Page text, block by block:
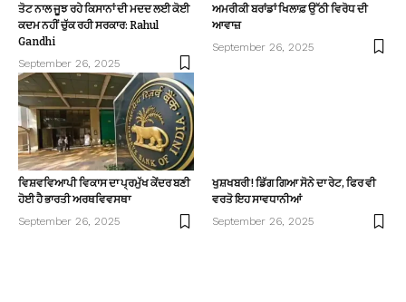
ਤੋਟ ਨਾਲ ਜੂਝ ਰਹੇ ਕਿਸਾਨਾਂ ਦੀ ਮਦਦ ਲਈ ਕੋਈ
ਕਦਮ ਨਹੀਂ ਚੁੱਕ ਰਹੀ ਸਰਕਾਰ: Rahul
Gandhi
September 26, 2025
ਅਮਰੀਕੀ ਬਰਾਂਡਾਂ ਖਿਲਾਫ਼ ਉੱਠੀ ਵਿਰੋਧ ਦੀ
ਆਵਾਜ਼
September 26, 2025
ਵਿਸ਼ਵਵਿਆਪੀ ਵਿਕਾਸ ਦਾ ਪ੍ਰਮੁੱਖ ਕੇਂਦਰ ਬਣੀ
ਹੋਈ ਹੈ ਭਾਰਤੀ ਅਰਥਵਿਵਸਥਾ
September 26, 2025
ਖੁਸ਼ਖਬਰੀ! ਡਿੱਗ ਗਿਆ ਸੋਨੇ ਦਾ ਰੇਟ, ਫਿਰ ਵੀ
ਵਰਤੋ ਇਹ ਸਾਵਧਾਨੀਆਂ
September 26, 2025